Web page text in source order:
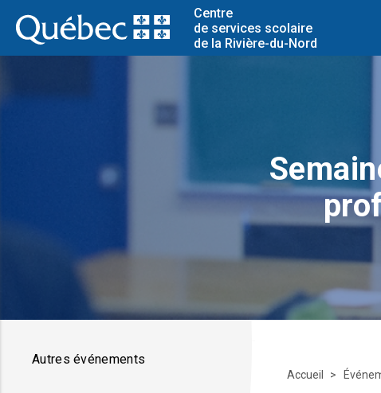
Centre
de services scolaire
de la Rivière-du-Nord
Autres événements
Accueil